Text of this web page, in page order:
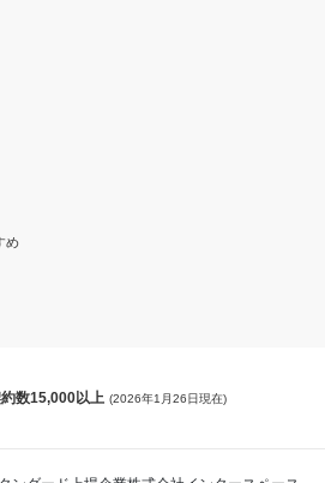
め
数15,000以上 (2026年1月26日現在)